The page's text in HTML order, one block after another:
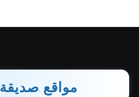
مواقع صديقة